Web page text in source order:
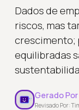
Dados de
riscos, mas
crescimento;
equilibradas
Gerado Por
Revisado Por: